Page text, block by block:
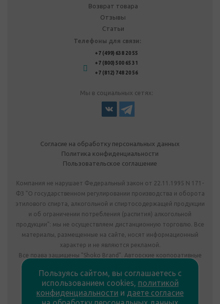
Возврат товара
Отзывы
Статьи
Телефоны для связи:
+7 (499) 638 20 55
+7 (800) 500 65 31
+7 (812) 748 20 56
Мы в социальных сетях:
Согласие на обработку персональных данных
Политика конфиденциальности
Пользовательское соглашение
Компания не нарушает Федеральный закон от 22.11.1995 N 171-
ФЗ "О государственном регулировании производства и оборота
этилового спирта, алкогольной и спиртосодержащей продукции
и об ограничении потребления (распития) алкогольной
продукции": мы не осуществляем дистанционную торговлю. Все
материалы, размещенные на сайте, носят информационный
характер и не являются рекламой.
Все права защищены "Shoko Brand". Авторские корпоративные
Комплектация подарка может отличаться от изображения.
Информация на сайте не является публичной офертой.
Сведения о продавце:
Пользуясь сайтом, вы соглашаетесь с
использованием cookies, политикой
конфиденциальности и даете согласие